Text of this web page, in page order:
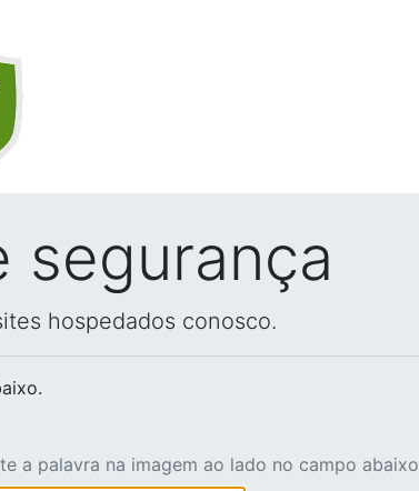
segurança
hospedados conosco.
a palavra na imagem ao lado no campo abaixo